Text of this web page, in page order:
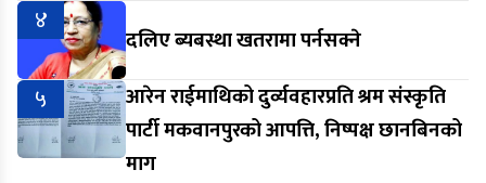
४
दलिए ब्यबस्था खतरामा पर्नसक्ने
५
आरेन राईमाथिको दुर्व्यवहारप्रति श्रम संस्कृति
पार्टी मकवानपुरको आपत्ति, निष्पक्ष छानबिनको
माग